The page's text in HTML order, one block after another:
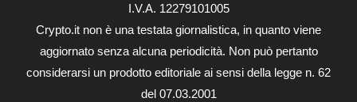
I.V.A. 12279101005
Crypto.it non è una testata giornalistica, in quanto viene
aggiornato senza alcuna periodicità. Non può pertanto
considerarsi un prodotto editoriale ai sensi della legge n. 62
del 07.03.2001